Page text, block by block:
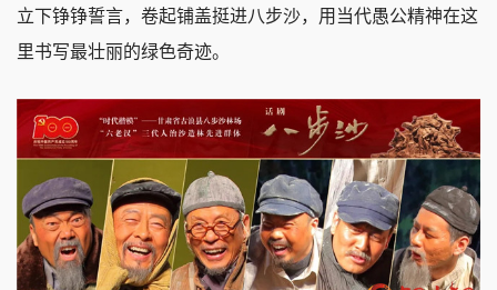
立下铮铮誓言，卷起铺盖挺进八步沙，用当代愚公精神在这
里书写最壮丽的绿色奇迹。